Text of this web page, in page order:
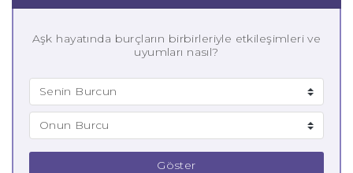
Aşk hayatında burçların birbirleriyle etkileşimleri ve
uyumları nasıl?
Göster